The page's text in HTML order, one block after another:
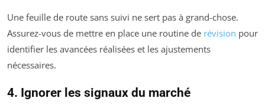
Une feuille de route sans suivi ne sert pas à grand-chose.
Assurez-vous de mettre en place une routine de révision pour
identifier les avancées réalisées et les ajustements
nécessaires.
4. Ignorer les signaux du marché